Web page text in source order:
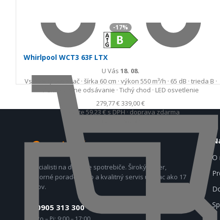
U Vás18. 08.
-17%
Whirlpool WCT3 63F LTX
Vstavaný odsávač · šírka 60 cm · výkon 550 m³/h · 65 dB · trieda B ·
Perimetrálne odsávanie · Tichý chod · LED osvetlenie
279,77 €339,00 €
Ušetríte 59,23 €s DPH · doprava zdarma
Špecialisti na domáce spotrebiče. Široký výber,
odborné poradenstvo a kvalitný servis už viac ako 17
rokov.
0905 313 300
O